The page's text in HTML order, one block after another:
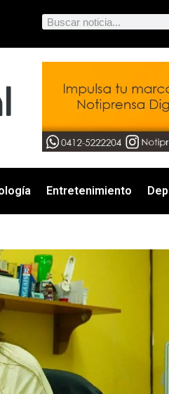
Entretenimiento